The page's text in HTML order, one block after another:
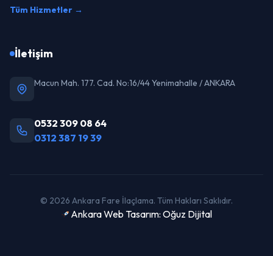
Tüm Hizmetler →
İletişim
Macun Mah. 177. Cad. No:16/44 Yenimahalle / ANKARA
0532 309 08 64
0312 387 19 39
© 2026 Ankara Fare İlaçlama. Tüm Hakları Saklıdır.
Ankara Web Tasarım: Oğuz Dijital